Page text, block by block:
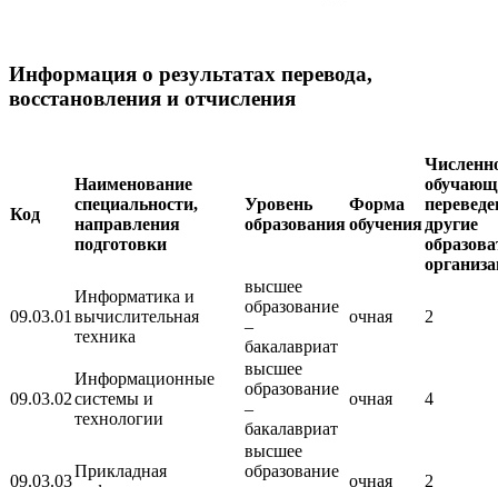
Информация о результатах перевода,
восстановления и отчисления
Код
Наименование
специальности,
направления
подготовки
Уровень
образования
Форма
обучениядругие
09.03.01
Информатика и
вычислительная
техника
высшее
образование
–
бакалавриат
очная 2
09.03.02
Информационные
системы и
технологии
высшее
образование
–
бакалавриат
очная 4
09.03.03
Прикладная
высшее
образование
очная 2